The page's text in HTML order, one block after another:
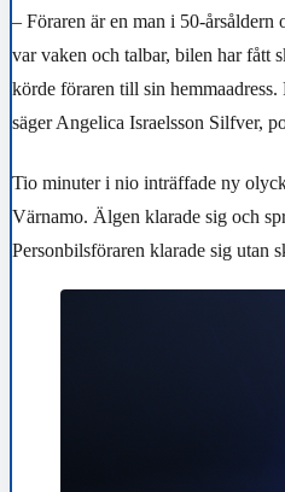
– Föraren är en man i 50-
var vaken och talbar, bilen har fått
körde föraren till sin
säger Angelica Israelsson Silfver,
Tio minuter i nio inträffade ny
Värnamo. Älgen klarade sig och
Personbilsföraren klarade sig utan